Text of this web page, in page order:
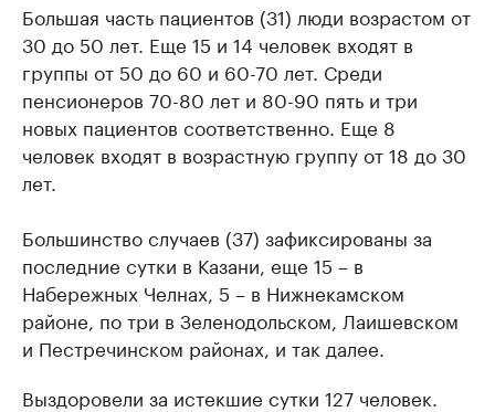
Большая часть пациентов (31) люди возрастом от
30 до 50 лет. Еще 15 и 14 человек входят в
группы от 50 до 60 и 60-70 лет. Среди
пенсионеров 70-80 лет и 80-90 пять и три
новых пациентов соответственно. Еще 8
человек входят в возрастную группу от 18 до 30
лет.
Большинство случаев (37) зафиксированы за
последние сутки в Казани, еще 15 – в
Набережных Челнах, 5 – в Нижнекамском
районе, по три в Зеленодольском, Лаишевском
и Пестречинском районах, и так далее.
Выздоровели за истекшие сутки 127 человек.